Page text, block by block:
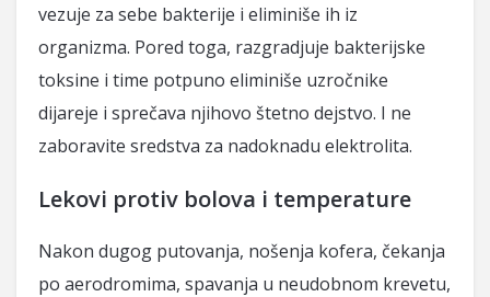
vezuje za sebe bakterije i eliminiše ih iz
organizma. Pored toga, razgradjuje bakterijske
toksine i time potpuno eliminiše uzročnike
dijareje i sprečava njihovo štetno dejstvo. I ne
zaboravite sredstva za nadoknadu elektrolita.
Lekovi protiv bolova i temperature
Nakon dugog putovanja, nošenja kofera, čekanja
po aerodromima, spavanja u neudobnom krevetu,